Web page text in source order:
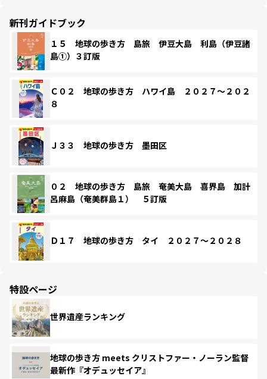
新刊ガイドブック
１５ 地球の歩き方 島旅 伊豆大島 利島（伊豆諸
島①）３訂版
Ｃ０２ 地球の歩き方 ハワイ島 ２０２７～２０２
８
Ｊ３３ 地球の歩き方 墨田区
０２ 地球の歩き方 島旅 奄美大島 喜界島 加計
呂麻島（奄美群島１） ５訂版
Ｄ１７ 地球の歩き方 タイ ２０２７～２０２８
特設ページ
世界遺産ランキング
地球の歩き方 meets クリストファー・ノーラン監督
最新作『オデュッセイア』